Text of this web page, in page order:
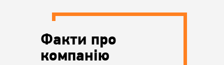
Факти про
компанію